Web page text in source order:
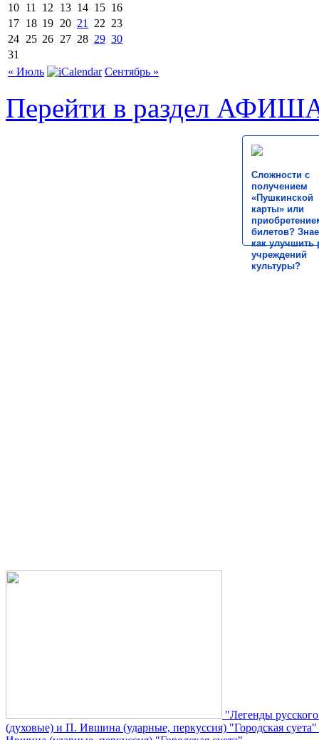
10 11 12 13 14 15 16
17 18 19 20 21 22 23
24 25 26 27 28 29 30
31
« Июль
Сентябрь »
Перейти в раздел
Сложности с
получением
«Пушкинской
карты» или
билетов?
как улучшить
учреждений
культуры?
"Легенды
(духовые) и П. Ившина (ударные, перкуссия) "Городская суета"